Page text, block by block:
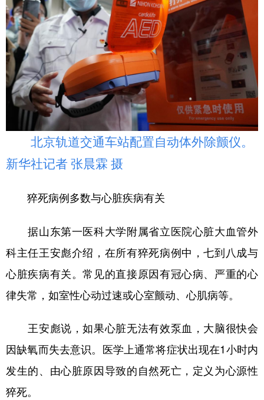
地方频道
北京 天津 河北 山西
辽宁 吉林 上海 江苏
浙江 安徽 福建 江西
山东 河南 湖北 湖南
广东
陕西 甘肃 青海
新疆 内蒙古 黑龙江
多语种频道
English Español Français عربى
Русский язык 日本語 한국어
Deutsch Português
北京轨道交通车站配置自动体外除颤仪。
新华社记者 张晨霖 摄
猝死病例多数与心脏疾病有关
据山东第一医科大学附属省立医院心脏大血管外
科主任王安彪介绍，在所有猝死病例中，七到八成与
心脏疾病有关。常见的直接原因有冠心病、严重的心
律失常，如室性心动过速或心室颤动、心肌病等。
王安彪说，如果心脏无法有效泵血，大脑很快会
因缺氧而失去意识。医学上通常将症状出现在1小时内
发生的、由心脏原因导致的自然死亡，定义为心源性
猝死。